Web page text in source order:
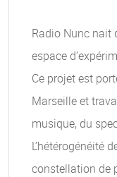
Radio Nunc nait
espace
Ce projet est
Marseille et
musique, du
L’hétérogénéité
constellation de